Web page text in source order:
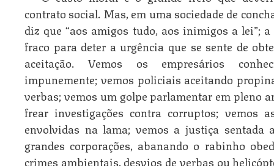
contrato social. Mas, em uma sociedade de
diz que “aos amigos tudo, aos inimigos a lei”;
fraco para deter a urgência que se sente de
aceitação. Vemos os empresários
impunemente; vemos policiais aceitando
verbas; vemos um golpe parlamentar em pleno
frear investigações contra corruptos; vemos
envolvidas na lama; vemos a justiça sentada
grandes corporações, abanando o rabinho
crimes ambientais, desvios de verbas ou